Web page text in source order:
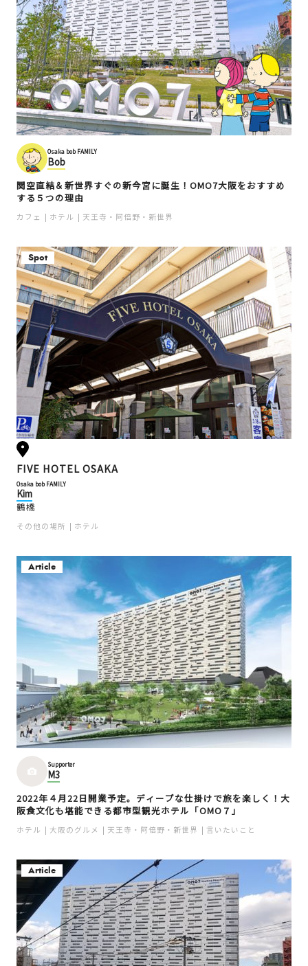
Osaka bob FAMILY
Bob
関空直結＆新世界すぐの新今宮に誕生！OMO7大阪をおすすめ
する５つの理由
カフェ ホテル 天王寺・阿倍野・新世界
Spot
FIVE HOTEL OSAKA
Osaka bob FAMILY
Kim
鶴橋
その他の場所 ホテル
Article
Supporter
M3
2022年４月22日開業予定。ディープな仕掛けで旅を楽しく！大
阪食文化も堪能できる都市型観光ホテル「OMO７」
ホテル 大阪のグルメ 天王寺・阿倍野・新世界 言いたいこと
Article